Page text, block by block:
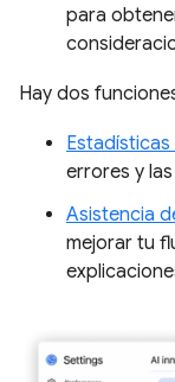
para
Hay dos
errores y
Asistencia
mejorar tu